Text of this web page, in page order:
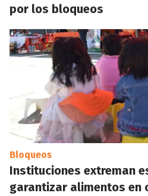
por los bloqueos
Bloqueos
Instituciones extreman
garantizar alimentos en